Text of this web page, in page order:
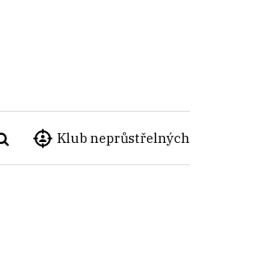
Klub neprůstřelných